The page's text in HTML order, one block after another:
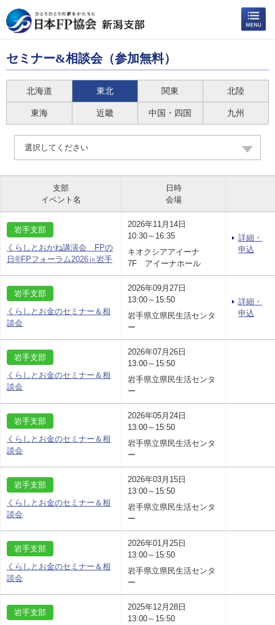
セミナー&相談会（参加無料）
北海道 東北 関東 北陸
東海 近畿 中国・四国 九州
選択してください
支部
イベント名
日時
会場
岩手支部
くらしとおかね講演会 FPの
日®FPフォーラム2026㏌岩手
2026年11月14日
10:30～16:35
キオクシアアイーナ
7F アイーナホール
詳細・
申込
岩手支部
くらしとお金のセミナー＆相
談会
2026年09月27日
13:00～15:50
岩手県立県民生活センタ
ー
詳細・
申込
岩手支部
くらしとお金のセミナー＆相
談会
2026年07月26日
13:00～15:50
岩手県立県民生活センタ
ー
岩手支部
くらしとお金のセミナー＆相
談会
2026年05月24日
13:00～15:50
岩手県立県民生活センタ
ー
岩手支部
くらしとお金のセミナー＆相
談会
2026年03月15日
13:00～15:50
岩手県立県民生活センタ
ー
岩手支部
くらしとお金のセミナー＆相
談会
2026年01月25日
13:00～15:50
岩手県立県民生活センタ
ー
岩手支部
2025年12月28日
13:00～15:50